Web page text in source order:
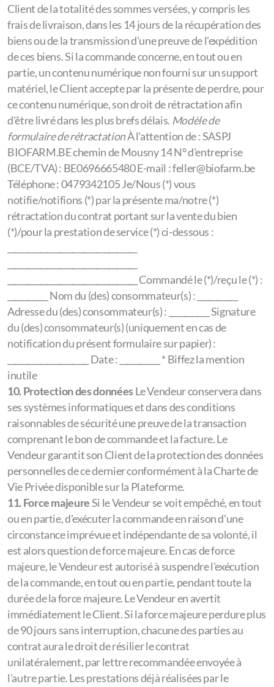
Client de la totalité des sommes versées, y compris les
frais de livraison, dans les 14 jours de la récupération des
biens ou de la transmission d'une preuve de l'expédition
de ces biens. Si la commande concerne, en tout ou en
partie, un contenu numérique non fourni sur un support
matériel, le Client accepte par la présente de perdre, pour
ce contenu numérique, son droit de rétractation afin
d'être livré dans les plus brefs délais. Modèle de
formulaire de rétractationÀ l'attention de : SASPJ
BIOFARM.BE chemin de Mousny 14 N° d'entreprise
(BCE/TVA) : BE0696665480 E-mail : feller@biofarm.be
Téléphone : 0479342105 Je/Nous (*) vous
notifie/notifions (*) par la présente ma/notre (*)
rétractation du contrat portant sur la vente du bien
(*)/pour la prestation de service (*) ci-dessous :
________________________________ Commandé le (*)/reçu le (*) :
__________ Nom du (des) consommateur(s) : __________
Adresse du (des) consommateur(s) : __________ Signature
du (des) consommateur(s) (uniquement en cas de
notification du présent formulaire sur papier) :
____________________ Date : __________ * Biffez la mention
inutile
10. Protection des données Le Vendeur conservera dans
ses systèmes informatiques et dans des conditions
raisonnables de sécurité une preuve de la transaction
comprenant le bon de commande et la facture. Le
Vendeur garantit son Client de la protection des données
personnelles de ce dernier conformément à la Charte de
Vie Privée disponible sur la Plateforme.
11. Force majeureSi le Vendeur se voit empêché, en tout
ou en partie, d'exécuter la commande en raison d'une
circonstance imprévue et indépendante de sa volonté, il
est alors question de force majeure. En cas de force
majeure, le Vendeur est autorisé à suspendre l'exécution
de la commande, en tout ou en partie, pendant toute la
durée de la force majeure. Le Vendeur en avertit
immédiatement le Client. Si la force majeure perdure plus
de 90 jours sans interruption, chacune des parties au
contrat aura le droit de résilier le contrat
unilatéralement, par lettre recommandée envoyée à
l'autre partie. Les prestations déjà réalisées par le